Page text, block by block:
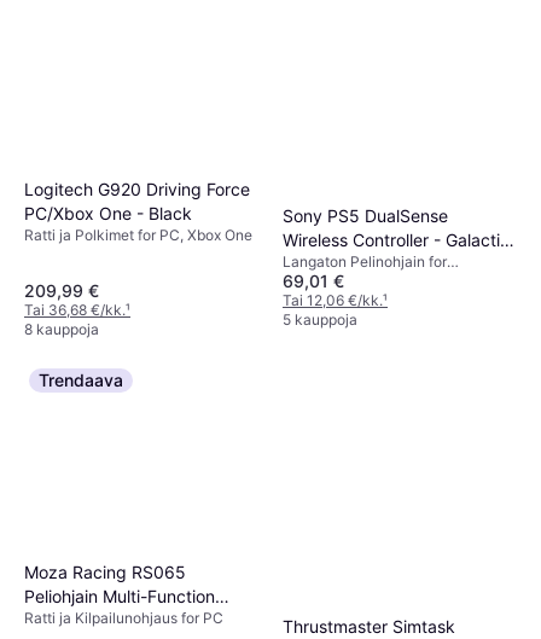
Logitech G920 Driving Force
PC/Xbox One - Black
Ratti ja Polkimet for PC, Xbox One
209,99 €
Tai 36,68 €/kk.¹
8 kauppoja
Sony PS5 DualSense
Wireless Controller - Galactic
Purple
Langaton Pelinohjain for
PlayStation 5
69,01 €
Tai 12,06 €/kk.¹
5 kauppoja
Trendaava
Moza Racing RS065
Peliohjain Multi-Function
Stalks
Ratti ja Kilpailunohjaus for PC
Thrustmaster Simtask